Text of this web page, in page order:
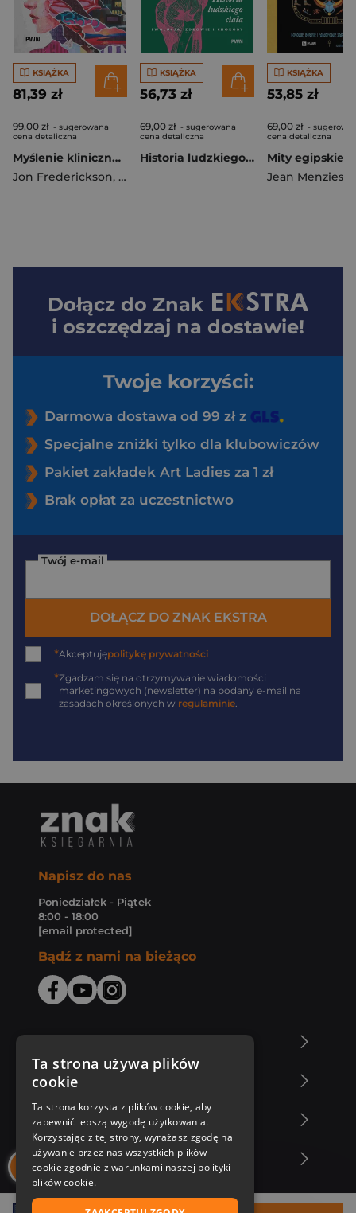
KSIĄŻKA
81,39 zł
99,00 zł - sugerowana
cena detaliczna
Myślenie kliniczne w psychoterapii. Czym jest, czemu służy oraz dlaczego i jak go nauczamy
Jon Frederickson, Cierpiałkowska Lidia
KSIĄŻKA
56,73 zł
69,00 zł - sugerowana
cena detaliczna
Historia ludzkiego ciała. Ewolucja, zdrowie i choroby
KSIĄŻKA
53,85 zł
69,00 zł -
cena detaliczna
Mity egipskie
Jean Menzies
Dołącz do Znak
i oszczędzaj na dostawie!
Twoje korzyści:
Darmowa dostawa od 99 zł z
Specjalne zniżki tylko dla klubowiczów
Pakiet zakładek Art Ladies za 1 zł
Brak opłat za uczestnictwo
Twój e-mail
DOŁĄCZ DO ZNAK EKSTRA
*Akceptujępolitykę prywatności
*Zgadzam się na otrzymywanie wiadomości
marketingowych (newsletter) na podany e-mail na
zasadach określonych w regulaminie.
Napisz do nas
Poniedziałek - Piątek
8:00 - 18:00
[email protected]
Bądź z nami na bieżąco
Zakupy u nas
Nasza oferta
Nasi autorzy
Ta strona używa plików
cookie
Ta strona korzysta z plików cookie, aby
zapewnić lepszą wygodę użytkowania.
Korzystając z tej strony, wyrażasz zgodę na
używanie przez nas wszystkich plików
cookie zgodnie z warunkami naszej polityki
plików cookie.